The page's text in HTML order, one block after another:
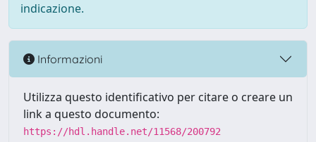
indicazione.
Informazioni
Utilizza questo identificativo per citare o creare un
link a questo documento:
https://hdl.handle.net/11568/200792